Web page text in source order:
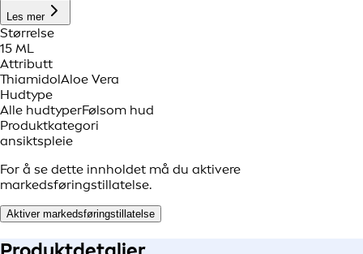
Les mer
Størrelse
15 ML
Attributt
ThiamidolAloe Vera
Hudtype
Alle hudtyperFølsom hud
Produktkategori
ansiktspleie
For å se dette innholdet må du aktivere
markedsføringstillatelse.
Aktiver markedsføringstillatelse